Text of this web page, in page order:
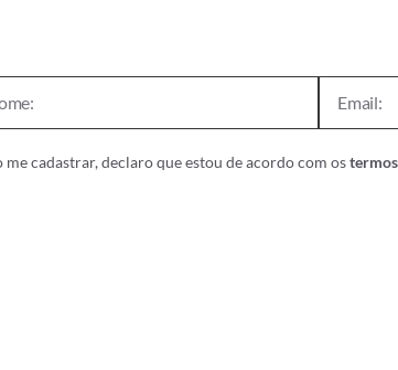
me cadastrar, declaro que estou de acordo com os